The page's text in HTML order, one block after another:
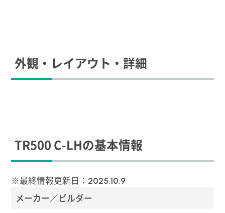
外観・レイアウト・詳細
TR500 C-LHの基本情報
※最終情報更新日： 2025.10.9
メーカー／ビルダー